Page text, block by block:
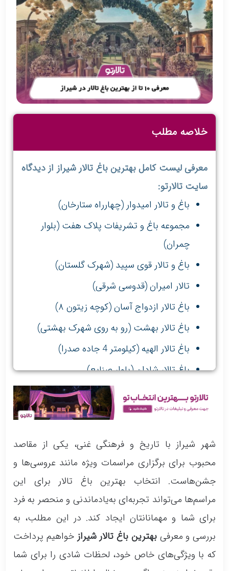
خلاصه مطلب
معرفی لیست کامل بهترین باغ تالار شیراز از دیدگاه
سایت تالارتو:
باغ و تالار امیدوار (چهارراه ستارخان)
مجموعه باغ و تشریفات پلاک هفت (بلوار
چمران)
باغ و تالار قوی سپید (شهرک گلستان)
تالار امیران (قدوسی شرقی)
باغ تالار ازدواج آسان (کوچه زیتون ۸)
باغ تالار بهشت (رو به روی شهرک بهشتی)
باغ تالار الهیه (کیلومتر 4 جاده صدرا)
باغ تالار شادان (بلوار صنایع)
باغ تالار پاسارگارد (بلوار خلیج فارس)
باغ تالار ونک (بلوار صنایع)
شهر شیراز با تاریخ و فرهنگی غنی، یکی از مقاصد
محبوب برای برگزاری مراسمات ویژه مانند عروسی‌ها و
جشن‌هاست. انتخاب بهترین باغ تالار برای این
مراسم‌ها می‌تواند تجربه‌ای به‌یادماندنی و منحصر به فرد
برای شما و مهمانانتان ایجاد کند. در این مطلب، به
بررسی و معرفیبهترین باغ تالار شیراز خواهیم پرداخت
که با ویژگی‌های خاص خود، لحظات شادی را برای شما